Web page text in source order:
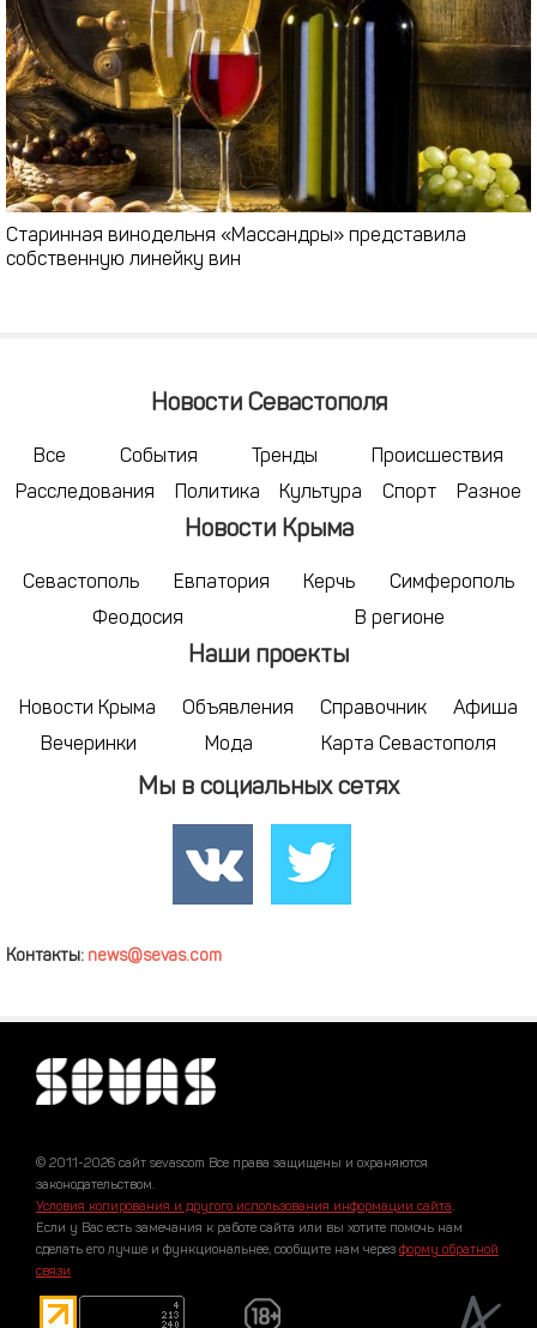
Старинная винодельня «Массандры» представила
собственную линейку вин
Новости Севастополя
Все События Тренды
Происшествия
Расследования
Политика Культура Спорт Разное
Новости Крыма
Севастополь Евпатория Керчь
Симферополь
Феодосия
В регионе
Наши проекты
Новости Крыма Объявления Справочник
Афиша
Вечеринки
Мода Карта Севастополя
Мы в социальных сетях
Контакты: news@sevas.com
© 2011-2026 сайт sevascom Все права защищены и охраняются
законодательством.
Условия копирования и другого использования информации сайта.
Если у Вас есть замечания к работе сайта или вы хотите помочь нам
сделать его лучше и функциональнее, сообщите нам через форму обратной
связи